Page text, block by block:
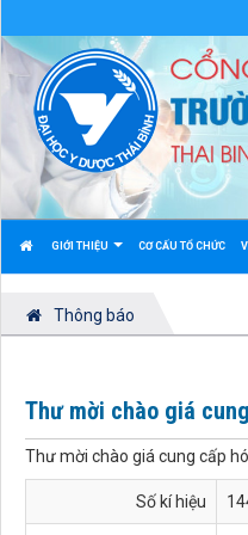
GIỚI THIỆU CƠ CẤU TỔ CHỨC
Thông báo
Thư mời chào giá
Thư mời chào giá cung cấp
Số kí hiệu